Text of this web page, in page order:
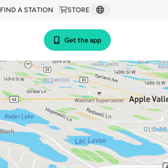
STORE
FIND A STATION
Get the app